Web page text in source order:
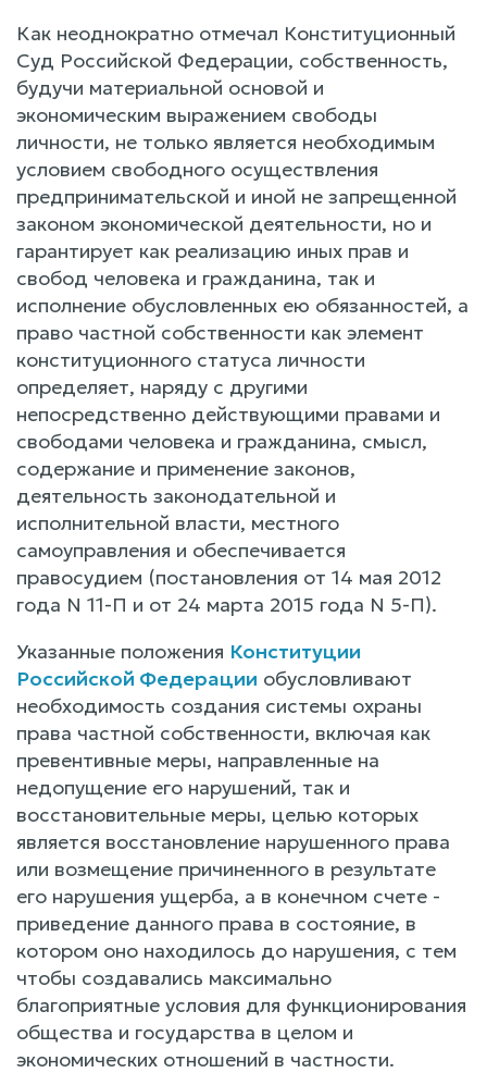
Как неоднократно отмечал Конституционный
Суд Российской Федерации, собственность,
будучи материальной основой и
экономическим выражением свободы
личности, не только является необходимым
условием свободного осуществления
предпринимательской и иной не запрещенной
законом экономической деятельности, но и
гарантирует как реализацию иных прав и
свобод человека и гражданина, так и
исполнение обусловленных ею обязанностей, а
право частной собственности как элемент
конституционного статуса личности
определяет, наряду с другими
непосредственно действующими правами и
свободами человека и гражданина, смысл,
содержание и применение законов,
деятельность законодательной и
исполнительной власти, местного
самоуправления и обеспечивается
правосудием (постановления от 14 мая 2012
года N 11-П и от 24 марта 2015 года N 5-П).
Указанные положения Конституции
Российской Федерации обусловливают
необходимость создания системы охраны
права частной собственности, включая как
превентивные меры, направленные на
недопущение его нарушений, так и
восстановительные меры, целью которых
является восстановление нарушенного права
или возмещение причиненного в результате
его нарушения ущерба, а в конечном счете -
приведение данного права в состояние, в
котором оно находилось до нарушения, с тем
чтобы создавались максимально
благоприятные условия для функционирования
общества и государства в целом и
экономических отношений в частности.